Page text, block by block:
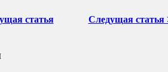
статья
Следущая статья